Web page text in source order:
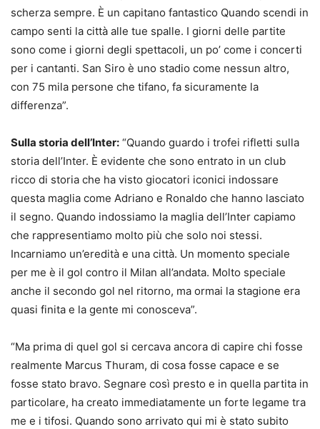
scherza sempre. È un capitano fantastico Quando scendi in
campo senti la città alle tue spalle. I giorni delle partite
sono come i giorni degli spettacoli, un po’ come i concerti
per i cantanti. San Siro è uno stadio come nessun altro,
con 75 mila persone che tifano, fa sicuramente la
differenza”.
Sulla storia dell’Inter: “Quando guardo i trofei rifletti sulla
storia dell’Inter. È evidente che sono entrato in un club
ricco di storia che ha visto giocatori iconici indossare
questa maglia come Adriano e Ronaldo che hanno lasciato
il segno. Quando indossiamo la maglia dell’Inter capiamo
che rappresentiamo molto più che solo noi stessi.
Incarniamo un’eredità e una città. Un momento speciale
per me è il gol contro il Milan all’andata. Molto speciale
anche il secondo gol nel ritorno, ma ormai la stagione era
quasi finita e la gente mi conosceva”.
“Ma prima di quel gol si cercava ancora di capire chi fosse
realmente Marcus Thuram, di cosa fosse capace e se
fosse stato bravo. Segnare così presto e in quella partita in
particolare, ha creato immediatamente un forte legame tra
me e i tifosi. Quando sono arrivato qui mi è stato subito